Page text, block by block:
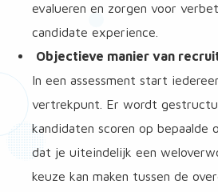
evalueren en zorgen voor
candidate experience.
Objectieve manier van
In een assessment start
vertrekpunt. Er wordt
kandidaten scoren op bepaalde
dat je uiteindelijk een
keuze kan maken tussen de